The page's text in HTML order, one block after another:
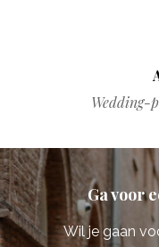
Wedding-
Ga voor
Wil je gaan